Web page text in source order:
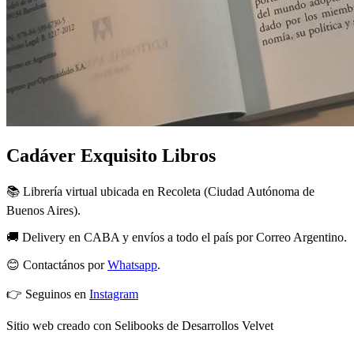
Cadáver Exquisito Libros
📚 Librería virtual ubicada en Recoleta (Ciudad Autónoma de
Buenos Aires).
🚚 Delivery en CABA y envíos a todo el país por Correo Argentino.
😊 Contactános porWhatsapp.
👉 Seguinos en Instagram
Sitio web creado con Selibooks de Desarrollos Velvet